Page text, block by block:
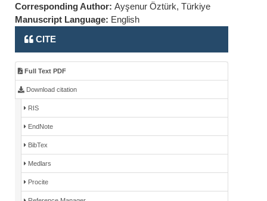
Corresponding Author: Ayşenur Öztürk, Türkiye
Manuscript Language: English
CITE
Full Text PDF
Download citation
RIS
EndNote
BibTex
Medlars
Procite